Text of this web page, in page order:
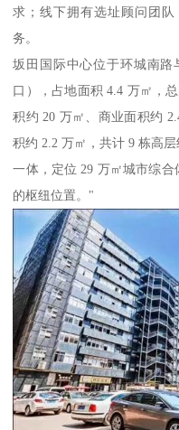
求；线下拥有选址顾问团
务。
坂田国际中心位于环城南
口），占地面积 4.4 万㎡，
积约 20 万㎡、商业面积约
积约 2.2 万㎡，共计 9 栋高
一体，定位 29 万㎡城市综
的枢纽位置。"